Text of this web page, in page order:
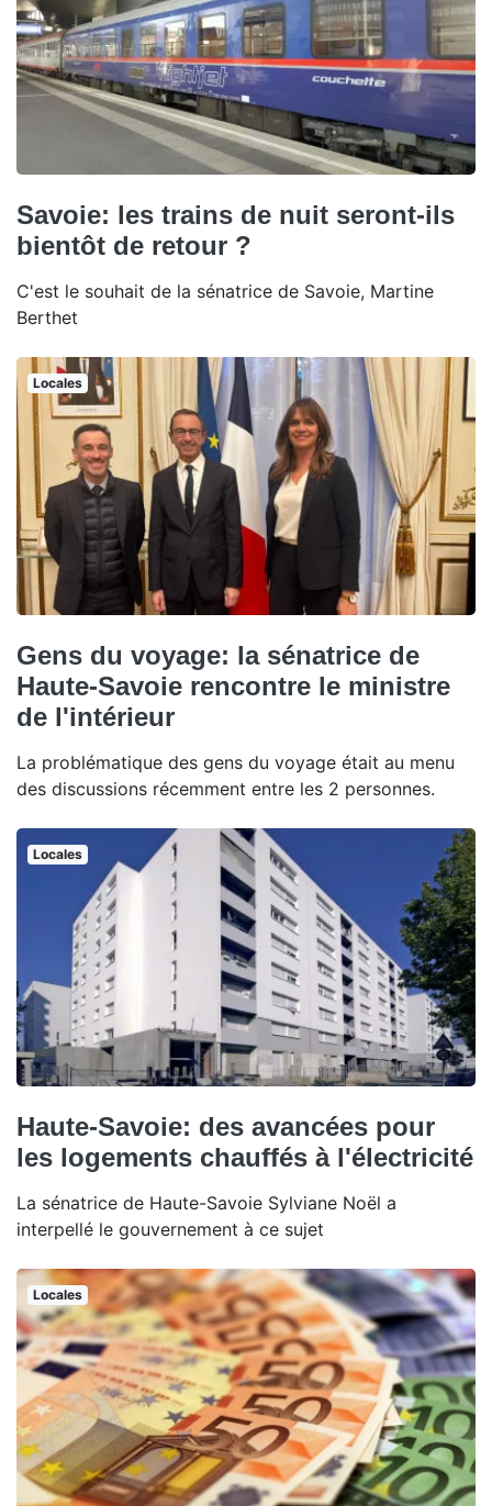
Savoie: les trains de nuit seront-ils
bientôt de retour ?
C'est le souhait de la sénatrice de Savoie, Martine
Berthet
Locales
Gens du voyage: la sénatrice de
Haute-Savoie rencontre le ministre
de l'intérieur
La problématique des gens du voyage était au menu
des discussions récemment entre les 2 personnes.
Locales
Haute-Savoie: des avancées pour
les logements chauffés à l'électricité
La sénatrice de Haute-Savoie Sylviane Noël a
interpellé le gouvernement à ce sujet
Locales